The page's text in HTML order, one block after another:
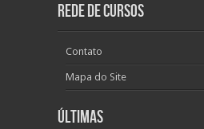
Rede de Cursos
Contato
Mapa do Site
Últimas